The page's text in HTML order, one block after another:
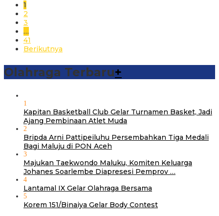
1
2
3
…
41
Berikutnya
Olahraga Terbaru+
1
Kapitan Basketball Club Gelar Turnamen Basket, Jadi
Ajang Pembinaan Atlet Muda
2
Bripda Arni Pattipeiluhu Persembahkan Tiga Medali
Bagi Maluju di PON Aceh
3
Majukan Taekwondo Maluku, Komiten Keluarga
Johanes Soarlembe Diapresesi Pemprov …
4
Lantamal IX Gelar Olahraga Bersama
5
Korem 151/Binaiya Gelar Body Contest